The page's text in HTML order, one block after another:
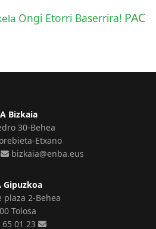
Ongi Etorri Baserrira! PAC
Bizkaia
30-Behea
Etxano
bizkaia@enba.eus
Gipuzkoa
2-Behea
Tolosa
01 23